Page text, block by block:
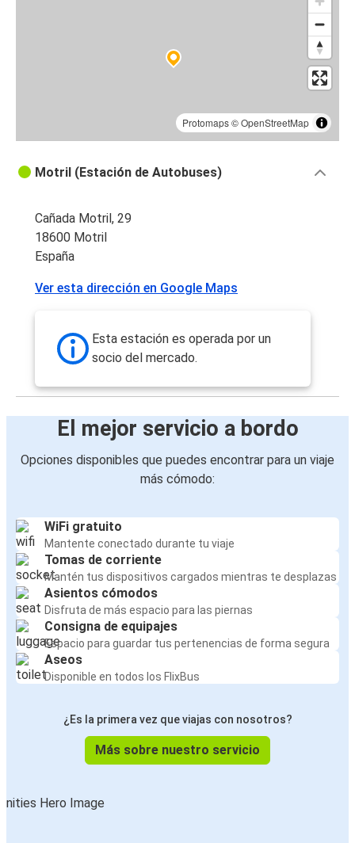
Protomaps©OpenStreetMap
Motril (Estación de Autobuses)
Cañada Motril, 29
18600 Motril
España
Ver esta dirección en Google Maps
Esta estación es operada por un
socio del mercado.
El mejor servicio a bordo
Opciones disponibles que puedes encontrar para un viaje
más cómodo:
WiFi gratuito
Mantente conectado durante tu viaje
Tomas de corriente
Mantén tus dispositivos cargados mientras te desplazas
Asientos cómodos
Disfruta de más espacio para las piernas
Consigna de equipajes
Espacio para guardar tus pertenencias de forma segura
Aseos
Disponible en todos los FlixBus
¿Es la primera vez que viajas con nosotros?
Más sobre nuestro servicio